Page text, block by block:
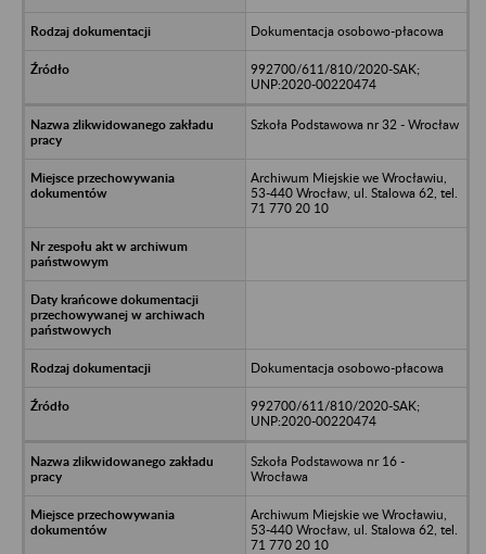
Dokumentacja osobowo-płacowa
992700/611/810/2020-SAK;
UNP:2020-00220474
Szkoła Podstawowa nr 32 - Wrocław
Archiwum Miejskie we Wrocławiu,
53-440 Wrocław, ul. Stalowa 62, tel.
71 770 20 10
Dokumentacja osobowo-płacowa
992700/611/810/2020-SAK;
UNP:2020-00220474
Szkoła Podstawowa nr 16 -
Wrocława
Archiwum Miejskie we Wrocławiu,
53-440 Wrocław, ul. Stalowa 62, tel.
71 770 20 10